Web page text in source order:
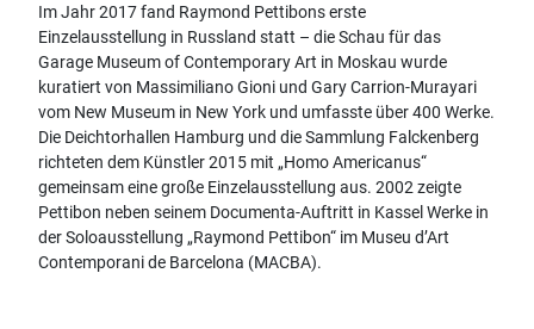
Im Jahr 2017 fand Raymond Pettibons erste
Einzelausstellung in Russland statt – die Schau für das
Garage Museum of Contemporary Art in Moskau wurde
kuratiert von Massimiliano Gioni und Gary Carrion-Murayari
vom New Museum in New York und umfasste über 400 Werke.
Die Deichtorhallen Hamburg und die Sammlung Falckenberg
richteten dem Künstler 2015 mit „Homo Americanus“
gemeinsam eine große Einzelausstellung aus. 2002 zeigte
Pettibon neben seinem Documenta-Auftritt in Kassel Werke in
der Soloausstellung „Raymond Pettibon“ im Museu d’Art
Contemporani de Barcelona (MACBA).